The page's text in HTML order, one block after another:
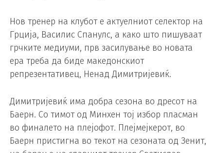
Нов тренер на клубот е актуелниот селектор на
Грција, Василис Спанулс, а како што пишуваат
грчките медиуми, прв засилување во новата
ера треба да биде македонскиот
репрезентативец, Ненад Димитријевиќ.
Димитријевиќ има добра сезона во дресот на
Баерн. Со тимот од Минхен тој избор пласман
во финалето на плејофот. Плејмејкерот, во
Баерн пристигна во текот на сезоната од Зенит,